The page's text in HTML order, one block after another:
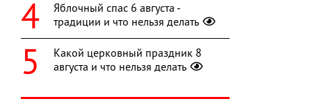
Яблочный спас 6 августа -
традиции и что нельзя делать
Какой церковный праздник 8
августа и что нельзя делать